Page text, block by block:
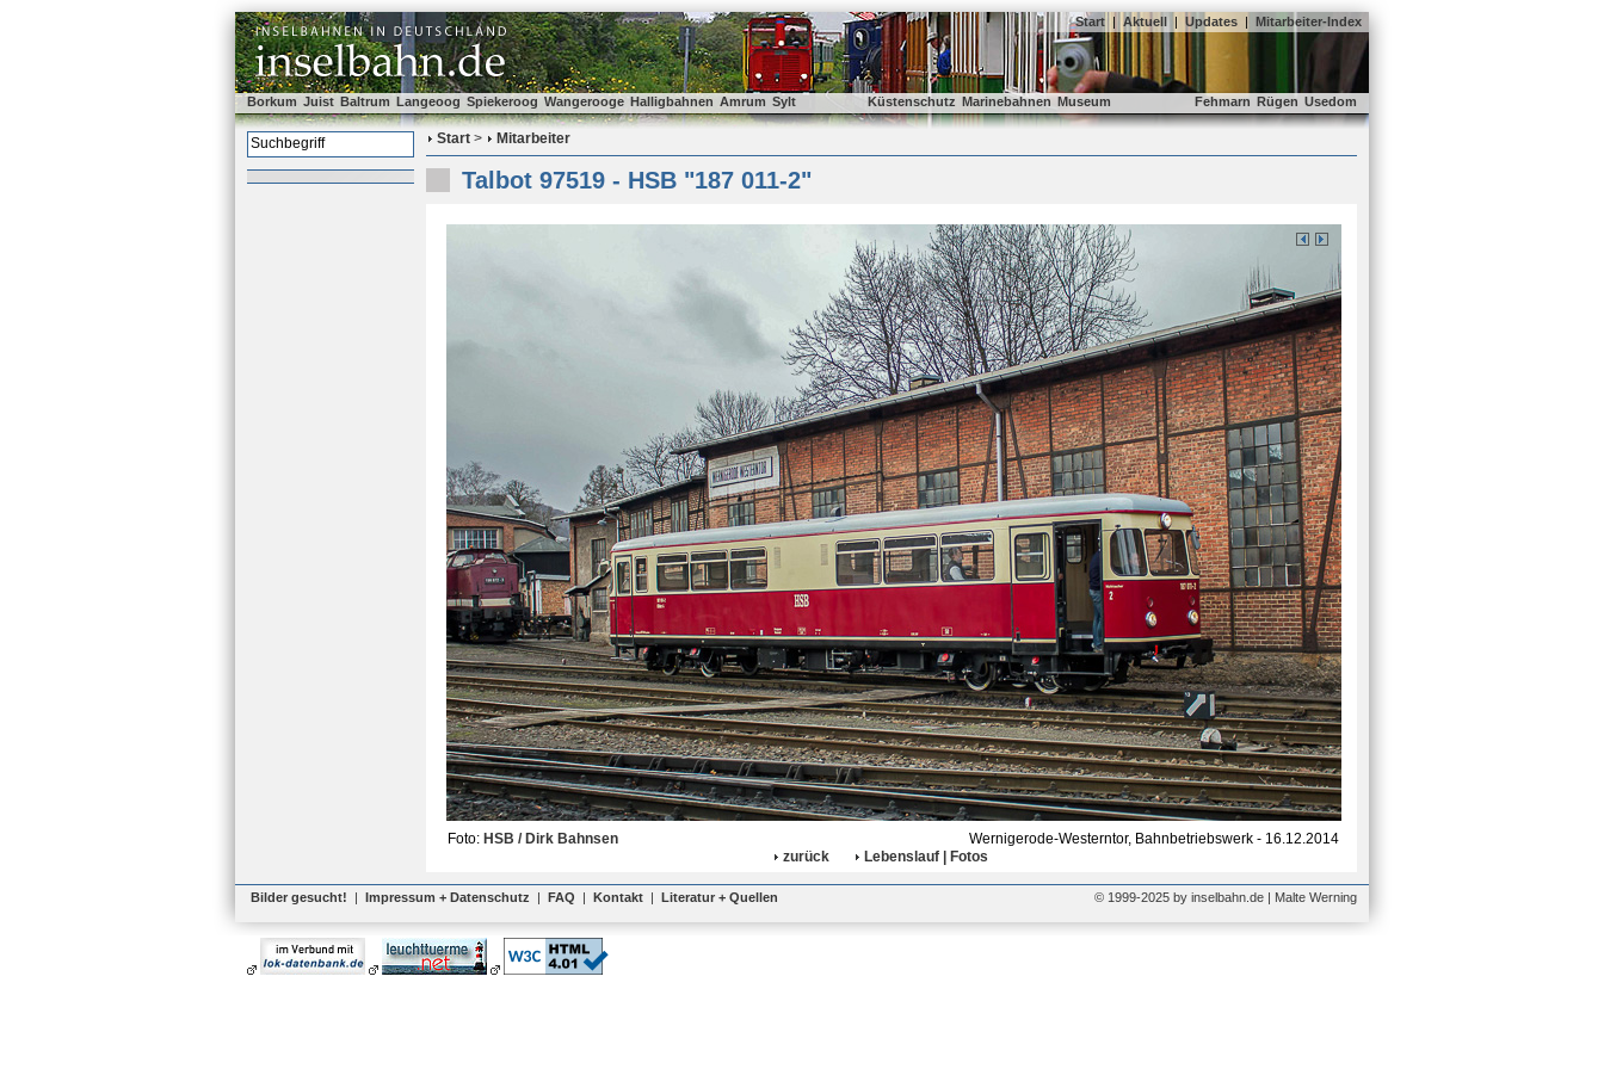
Start | Aktuell | Updates | Mitarbeiter-Index
Borkum Juist Baltrum Langeoog Spiekeroog Wangerooge Halligbahnen Amrum Sylt Küstenschutz Marinebahnen Museum Fehmarn Rügen Usedom
Start > Mitarbeiter
Talbot 97519 - HSB "187 011-2"
Foto: HSB / Dirk Bahnsen
Wernigerode-Westerntor, Bahnbetriebswerk - 16.12.2014
zurück
Lebenslauf | Fotos
Bilder gesucht! | Impressum + Datenschutz | FAQ | Kontakt | Literatur + Quellen © 1999-2025 by inselbahn.de | Malte Werning